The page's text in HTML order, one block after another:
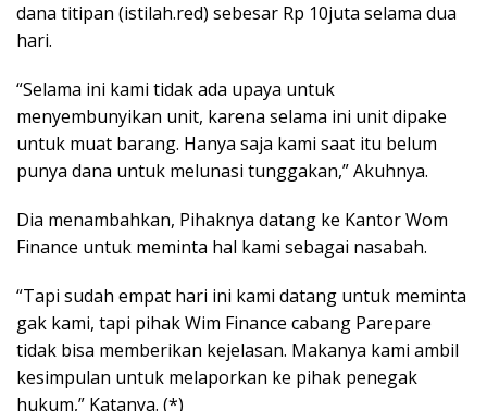
dana titipan (istilah.red) sebesar Rp 10juta selama dua
hari.
“Selama ini kami tidak ada upaya untuk
menyembunyikan unit, karena selama ini unit dipake
untuk muat barang. Hanya saja kami saat itu belum
punya dana untuk melunasi tunggakan,” Akuhnya.
Dia menambahkan, Pihaknya datang ke Kantor Wom
Finance untuk meminta hal kami sebagai nasabah.
“Tapi sudah empat hari ini kami datang untuk meminta
gak kami, tapi pihak Wim Finance cabang Parepare
tidak bisa memberikan kejelasan. Makanya kami ambil
kesimpulan untuk melaporkan ke pihak penegak
hukum,” Katanya. (*)